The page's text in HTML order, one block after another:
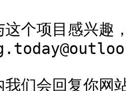
这个项目感兴趣
我们会回复你网